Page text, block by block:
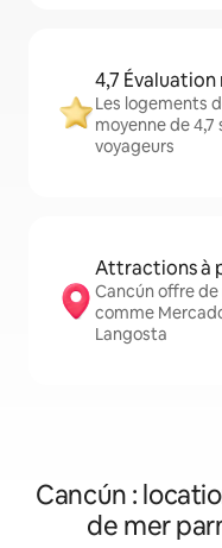
4,7
Les logements
moyenne de
voyageurs
Attractions à
Cancún offre
comme
Langosta
Cancún :
de mer